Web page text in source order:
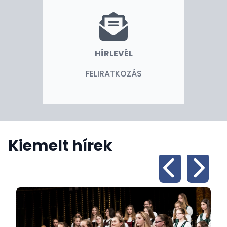
tőkekifektető központja, emiatt gazdasági
kapcsolataink a szigettel kiemelt jelentőséggel
bírnak. A Magyar Kereskedelmi Iroda
misszióvezetőjeként célom, hogy tovább növeljük
Magyarország láthatóságát Tajvanon az üzleti,
befektetői, turisztikai érdeklődést is felkeltő pozitív
létrejöttével.
folyamatosan tájékoztatást adunk aktuális híreinkről,
rendezvényeinkről és konzuli információinkról.
Munkatársaimmal együtt készséggel állunk
rendelkezésükre.
Üdvözlettel,
HÍRLEVÉL
FELIRATKOZÁS
Kiemelt hírek